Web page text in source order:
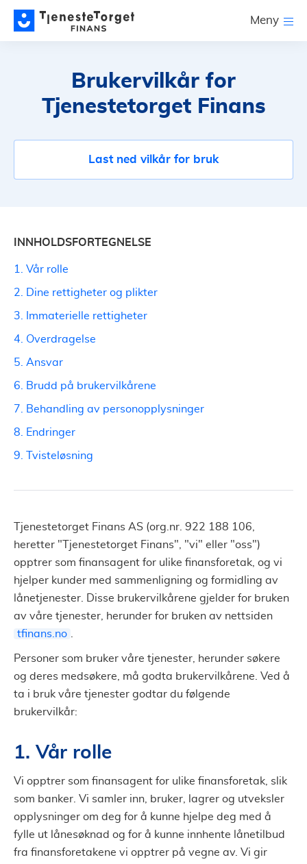
Meny
Brukervilkår for
Tjenestetorget Finans
Last ned vilkår for bruk
Tjenestetorget Finans AS (org.nr. 922 188 106,
heretter "Tjenestetorget Finans", "vi" eller "oss")
opptrer som finansagent for ulike finansforetak, og vi
hjelper kunder med sammenligning og formidling av
lånetjenester. Disse brukervilkårene gjelder for bruken
av våre tjenester, herunder for bruken av nettsiden
tfinans.no
Personer som bruker våre tjenester, herunder søkere
og deres medsøkere, må godta brukervilkårene. Ved å
ta i bruk våre tjenester godtar du følgende
brukervilkår:
1. Vår rolle
Vi opptrer som finansagent for ulike finansforetak, slik
som banker. Vi samler inn, bruker, lagrer og utveksler
opplysninger om deg for å kunne hjelpe deg med å
fylle ut lånesøknad og for å kunne innhente lånetilbud
fra finansforetakene vi opptrer på vegne av. Vi gir
INNHOLDSFORTEGNELSE
1. Vår rolle
2. Dine rettigheter og plikter
3. Immaterielle rettigheter
4. Overdragelse
5. Ansvar
6. Brudd på brukervilkårene
7. Behandling av personopplysninger
8. Endringer
9. Tvisteløsning